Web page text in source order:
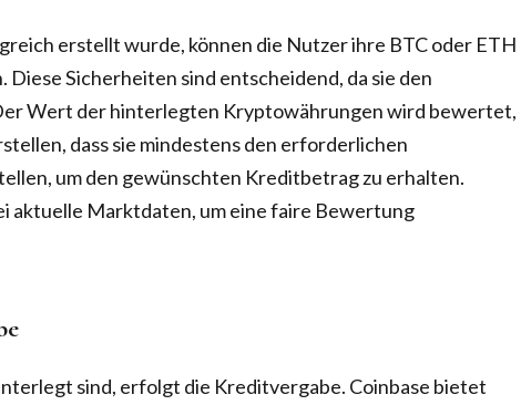
erstellt wurde, können die Nutzer ihre BTC oder ETH
Diese Sicherheiten sind entscheidend, da sie den
Wert der hinterlegten Kryptowährungen wird bewertet,
dass sie mindestens den erforderlichen
um den gewünschten Kreditbetrag zu erhalten.
aktuelle Marktdaten, um eine faire Bewertung
sind, erfolgt die Kreditvergabe. Coinbase bietet